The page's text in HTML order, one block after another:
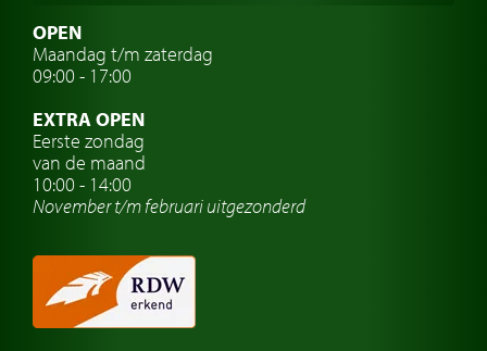
Zweedse oldtimers
Oldtimer verzekering
Oldtimer reizen
Oldtimerwerkplaats
Automerk horloges
Classic cars Nederland
OPEN
Maandag t/m zaterdag
09:00 - 17:00
EXTRA OPEN
Eerste zondag
van de maand
10:00 - 14:00
November t/m februariuitgezonderd